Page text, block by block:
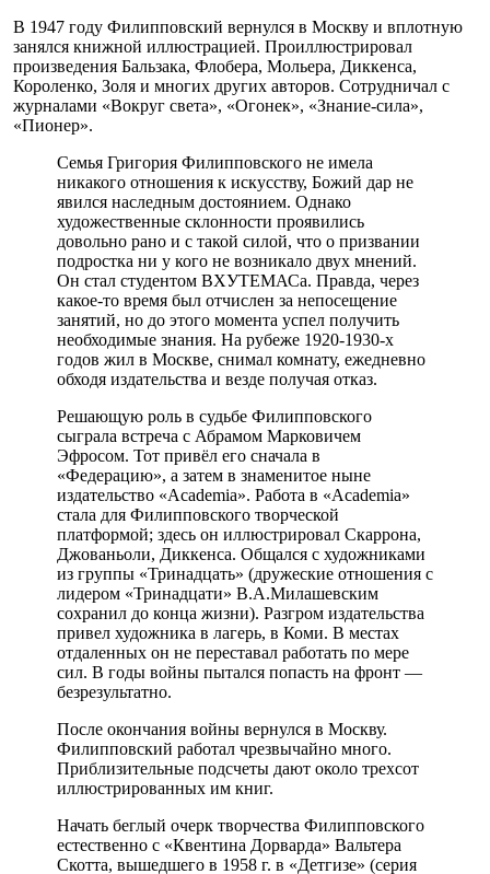
В 1947 году Филипповский вернулся в Москву и вплотную
занялся книжной иллюстрацией. Проиллюстрировал
произведения Бальзака, Флобера, Мольера, Диккенса,
Короленко, Золя и многих других авторов. Сотрудничал с
журналами «Вокруг света», «Огонек», «Знание-сила»,
«Пионер».
Семья Григория Филипповского не имела
никакого отношения к искусству, Божий дар не
явился наследным достоянием. Однако
художественные склонности проявились
довольно рано и с такой силой, что о призвании
подростка ни у кого не возникало двух мнений.
Он стал студентом ВХУТЕМАСа. Правда, через
какое-то время был отчислен за непосещение
занятий, но до этого момента успел получить
необходимые знания. На рубеже 1920-1930-х
годов жил в Москве, снимал комнату, ежедневно
обходя издательства и везде получая отказ.
Решающую роль в судьбе Филипповского
сыграла встреча с Абрамом Марковичем
Эфросом. Тот привёл его сначала в
«Федерацию», а затем в знаменитое ныне
издательство «Academia». Работа в «Academia»
стала для Филипповского творческой
платформой; здесь он иллюстрировал Скаррона,
Джованьоли, Диккенса. Общался с художниками
из группы «Тринадцать» (дружеские отношения с
лидером «Тринадцати» В.А.Милашевским
сохранил до конца жизни). Разгром издательства
привел художника в лагерь, в Коми. В местах
отдаленных он не переставал работать по мере
сил. В годы войны пытался попасть на фронт —
безрезультатно.
После окончания войны вернулся в Москву.
Филипповский работал чрезвычайно много.
Приблизительные подсчеты дают около трехсот
иллюстрированных им книг.
Начать беглый очерк творчества Филипповского
естественно с «Квентина Дорварда» Вальтера
Скотта, вышедшего в 1958 г. в «Детгизе» (серия